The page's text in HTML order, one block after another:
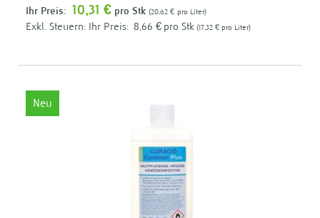
Ihr Preis: 10,31 € pro Stk 20,62 € pro Liter
Ihr Preis: 8,66 € pro Stk 17,32 € pro Liter
Neu